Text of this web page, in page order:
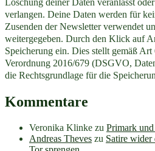
Löschung deiner Daten veranlasst
verlangen. Deine Daten werden für
Zusenden der Newsletter verwendet
weitergegeben. Durch den Klick auf
Speicherung ein. Dies stellt gemäß
Verordnung 2016/679 (DSGVO,
die Rechtsgrundlage für die
Kommentare
Veronika Klinke zu Primark
Andreas Theves zu Satire wider